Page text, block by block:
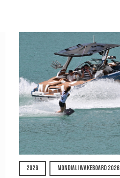
2026 MONDIALI WAKEBOARD 2026